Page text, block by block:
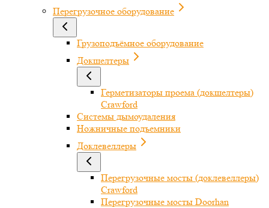
Перегрузочное оборудование
Грузоподъёмное оборудование
Докшелтеры
Герметизаторы проема (докшелтеры)
Crawford
Системы дымоудаления
Ножничные подъемники
Доклевеллеры
Перегрузочные мосты (доклевеллеры)
Crawford
Перегрузочные мосты Doorhan